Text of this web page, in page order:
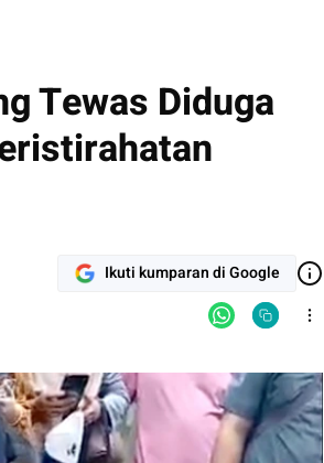
Tewas Diduga
Ikuti kumparan di Google